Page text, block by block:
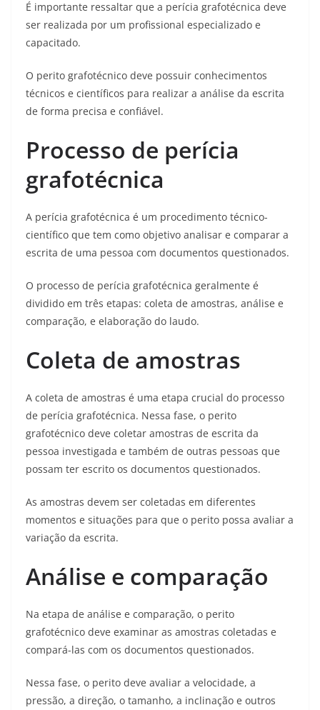
É importante ressaltar que a perícia grafotécnica deve
ser realizada por um profissional especializado e
capacitado.
O perito grafotécnico deve possuir conhecimentos
técnicos e científicos para realizar a análise da escrita
de forma precisa e confiável.
Processo de perícia
grafotécnica
A perícia grafotécnica é um procedimento técnico-
científico que tem como objetivo analisar e comparar a
escrita de uma pessoa com documentos questionados.
O processo de perícia grafotécnica geralmente é
dividido em três etapas: coleta de amostras, análise e
comparação, e elaboração do laudo.
Coleta de amostras
A coleta de amostras é uma etapa crucial do processo
de perícia grafotécnica. Nessa fase, o perito
grafotécnico deve coletar amostras de escrita da
pessoa investigada e também de outras pessoas que
possam ter escrito os documentos questionados.
As amostras devem ser coletadas em diferentes
momentos e situações para que o perito possa avaliar a
variação da escrita.
Análise e comparação
Na etapa de análise e comparação, o perito
grafotécnico deve examinar as amostras coletadas e
compará-las com os documentos questionados.
Nessa fase, o perito deve avaliar a velocidade, a
pressão, a direção, o tamanho, a inclinação e outros